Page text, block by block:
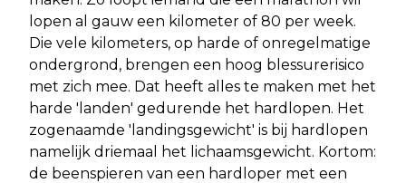
lopen al gauw een kilometer of 80 per week.
Die vele kilometers, op harde of onregelmatige
ondergrond, brengen een hoog blessurerisico
met zich mee. Dat heeft alles te maken met het
harde 'landen' gedurende het hardlopen. Het
zogenaamde 'landingsgewicht' is bij hardlopen
namelijk driemaal het lichaamsgewicht. Kortom:
de beenspieren van een hardloper met een